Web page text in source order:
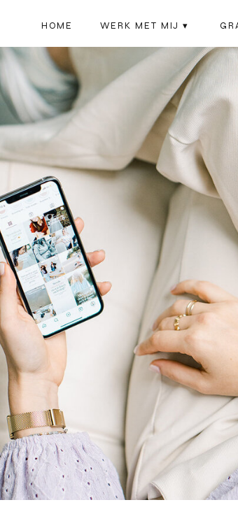
HOME WERK MET MIJ ▾